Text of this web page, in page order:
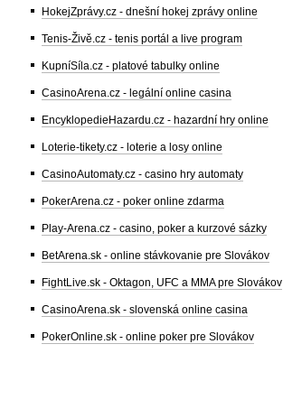
HokejZprávy.cz - dnešní hokej zprávy online
Tenis-Živě.cz - tenis portál a live program
KupníSíla.cz - platové tabulky online
CasinoArena.cz - legální online casina
EncyklopedieHazardu.cz - hazardní hry online
Loterie-tikety.cz - loterie a losy online
CasinoAutomaty.cz - casino hry automaty
PokerArena.cz - poker online zdarma
Play-Arena.cz - casino, poker a kurzové sázky
BetArena.sk - online stávkovanie pre Slovákov
FightLive.sk - Oktagon, UFC a MMA pre Slovákov
CasinoArena.sk - slovenská online casina
PokerOnline.sk - online poker pre Slovákov